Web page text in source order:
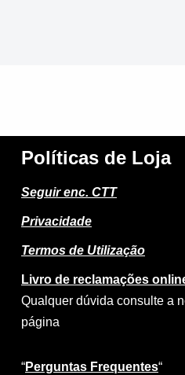
Políticas de Loja
Seguir enc. CTT
Privacidade
Termos de Utilização
Livro de reclamações
Qualquer dúvida consulte a
página
“Perguntas Frequentes“